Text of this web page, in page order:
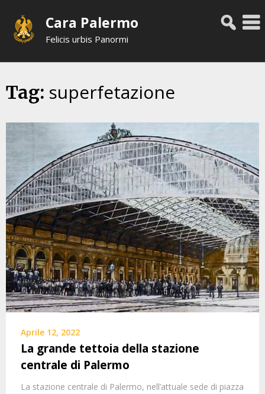
content
Cara Palermo
Felicis urbis Panormi
Tag: superfetazione
Aprile 12, 2022
La grande tettoia della stazione
centrale di Palermo
La stazione centrale di Palermo, nell’attuale sede di piazza